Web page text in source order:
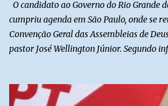
O candidato ao Governo do Rio Grande
cumpriu agenda em São Paulo, onde se
Convenção Geral das Assembleias de
pastor José Wellington Júnior. Segundo
político nacional e estadual. De acordo